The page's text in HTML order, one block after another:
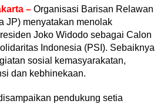
– Organisasi Barisan Relawan
JP) menyatakan menolak
Joko Widodo sebagai Calon
Indonesia (PSI). Sebaiknya
sosial kemasyarakatan,
dan kebhinekaan.
pendukung setia